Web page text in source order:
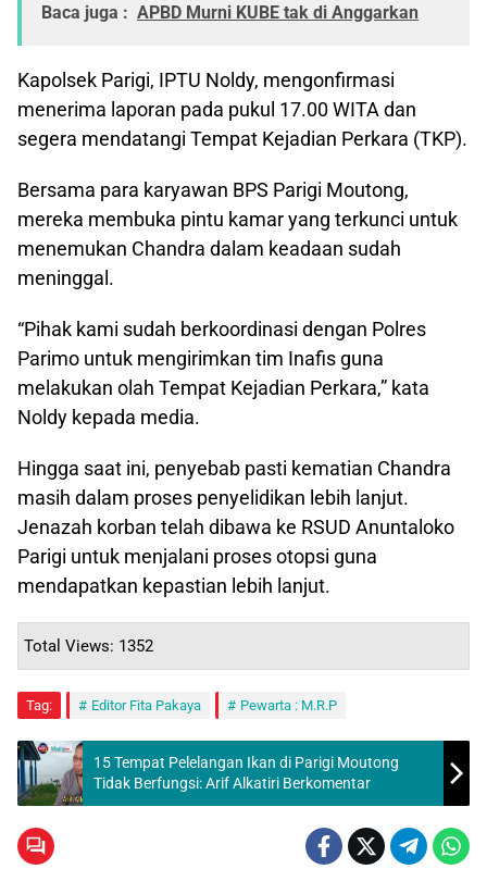
Baca juga : APBD Murni KUBE tak di Anggarkan
Kapolsek Parigi, IPTU Noldy, mengonfirmasi
menerima laporan pada pukul 17.00 WITA dan
segera mendatangi Tempat Kejadian Perkara (TKP).
Bersama para karyawan BPS Parigi Moutong,
mereka membuka pintu kamar yang terkunci untuk
menemukan Chandra dalam keadaan sudah
meninggal.
“Pihak kami sudah berkoordinasi dengan Polres
Parimo untuk mengirimkan tim Inafis guna
melakukan olah Tempat Kejadian Perkara,” kata
Noldy kepada media.
Hingga saat ini, penyebab pasti kematian Chandra
masih dalam proses penyelidikan lebih lanjut.
Jenazah korban telah dibawa ke RSUD Anuntaloko
Parigi untuk menjalani proses otopsi guna
mendapatkan kepastian lebih lanjut.
Total Views: 1352
Tag: Editor Fita Pakaya Pewarta : M.R.P
15 Tempat Pelelangan Ikan di Parigi Moutong
Tidak Berfungsi: Arif Alkatiri Berkomentar